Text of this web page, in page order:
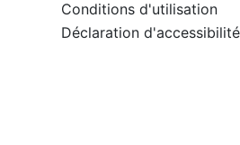
Conditions d'utilisation
Déclaration